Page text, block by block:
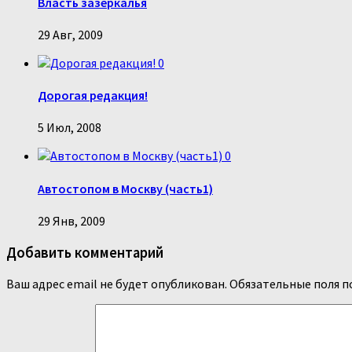
29 Авг, 2009
0
Дорогая редакция!
5 Июл, 2008
0
Автостопом в Москву (часть1)
29 Янв, 2009
Добавить комментарий
Ваш адрес email не будет опубликован. Обязательные поля